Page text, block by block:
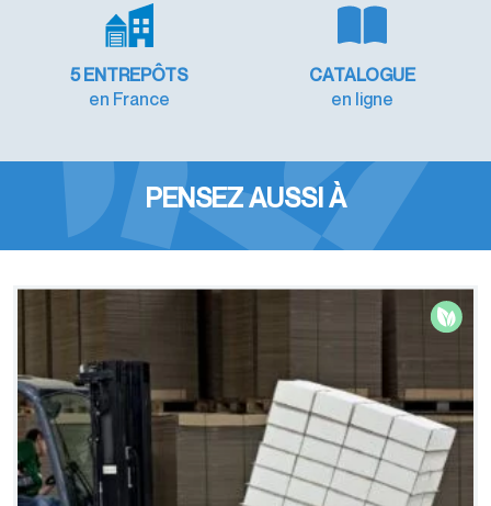
5 ENTREPÔTS
en France
CATALOGUE
en ligne
PENSEZ AUSSI À